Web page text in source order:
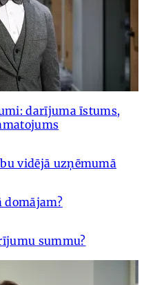
darījuma īstums,
vidējā uzņēmumā
domājam?
summu?